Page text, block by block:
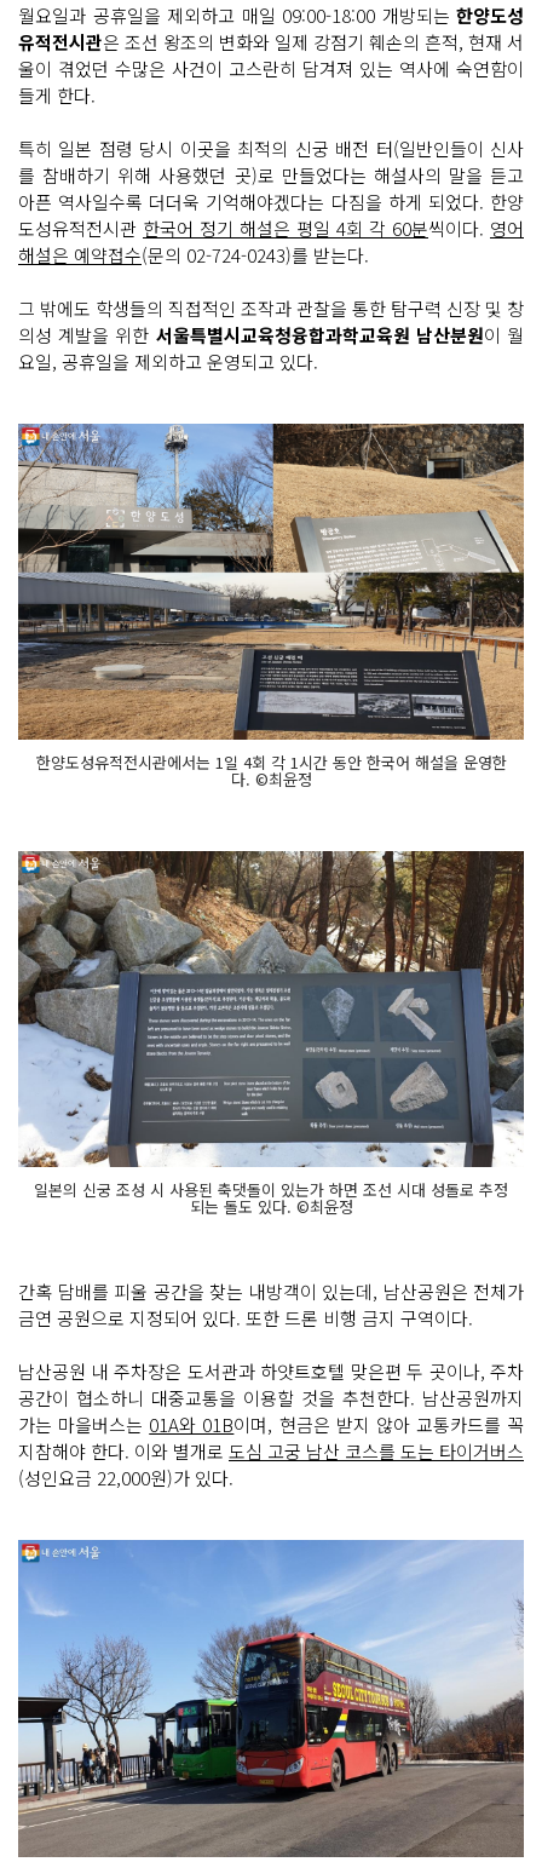
월요일과 공휴일을 제외하고 매일 09:00-18:00 개방되는 한양도성
유적전시관은 조선 왕조의 변화와 일제 강점기 훼손의 흔적, 현재 서
울이 겪었던 수많은 사건이 고스란히 담겨져 있는 역사에 숙연함이
들게 한다.
특히 일본 점령 당시 이곳을 최적의 신궁 배전 터(일반인들이 신사
를 참배하기 위해 사용했던 곳)로 만들었다는 해설사의 말을 듣고
아픈 역사일수록 더더욱 기억해야겠다는 다짐을 하게 되었다. 한양
도성유적전시관 한국어 정기 해설은 평일 4회 각 60분씩이다. 영어
해설은 예약접수(문의 02-724-0243)를 받는다.
그 밖에도 학생들의 직접적인 조작과 관찰을 통한 탐구력 신장 및 창
의성 계발을 위한 서울특별시교육청융합과학교육원 남산분원이 월
요일, 공휴일을 제외하고 운영되고 있다.
한양도성유적전시관에서는 1일 4회 각 1시간 동안 한국어 해설을 운영한
다. ©최윤정
일본의 신궁 조성 시 사용된 축댓돌이 있는가 하면 조선 시대 성돌로 추정
되는 돌도 있다. ©최윤정
간혹 담배를 피울 공간을 찾는 내방객이 있는데, 남산공원은 전체가
금연 공원으로 지정되어 있다. 또한 드론 비행 금지 구역이다.
남산공원 내 주차장은 도서관과 하얏트호텔 맞은편 두 곳이나, 주차
공간이 협소하니 대중교통을 이용할 것을 추천한다. 남산공원까지
가는 마을버스는 01A와 01B이며, 현금은 받지 않아 교통카드를 꼭
지참해야 한다. 이와 별개로 도심 고궁 남산 코스를 도는 타이거버스
(성인요금 22,000원)가 있다.